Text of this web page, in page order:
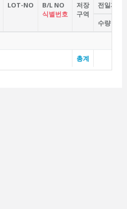
LOT-NO
B/L NO
식별번호
저장
구역
전일재고
수량
총계